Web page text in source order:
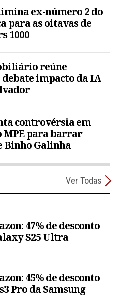
ex-número 2 do
para as oitavas de
1000
reúne
impacto da IA
controvérsia em
MPE para barrar
Binho Galinha
Ver Todas
47% de desconto
S25 Ultra
45% de desconto
Pro da Samsung